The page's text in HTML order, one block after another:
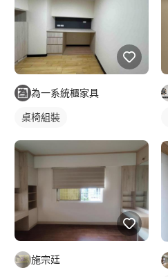
為一系統櫃家具
桌椅組裝
施宗廷